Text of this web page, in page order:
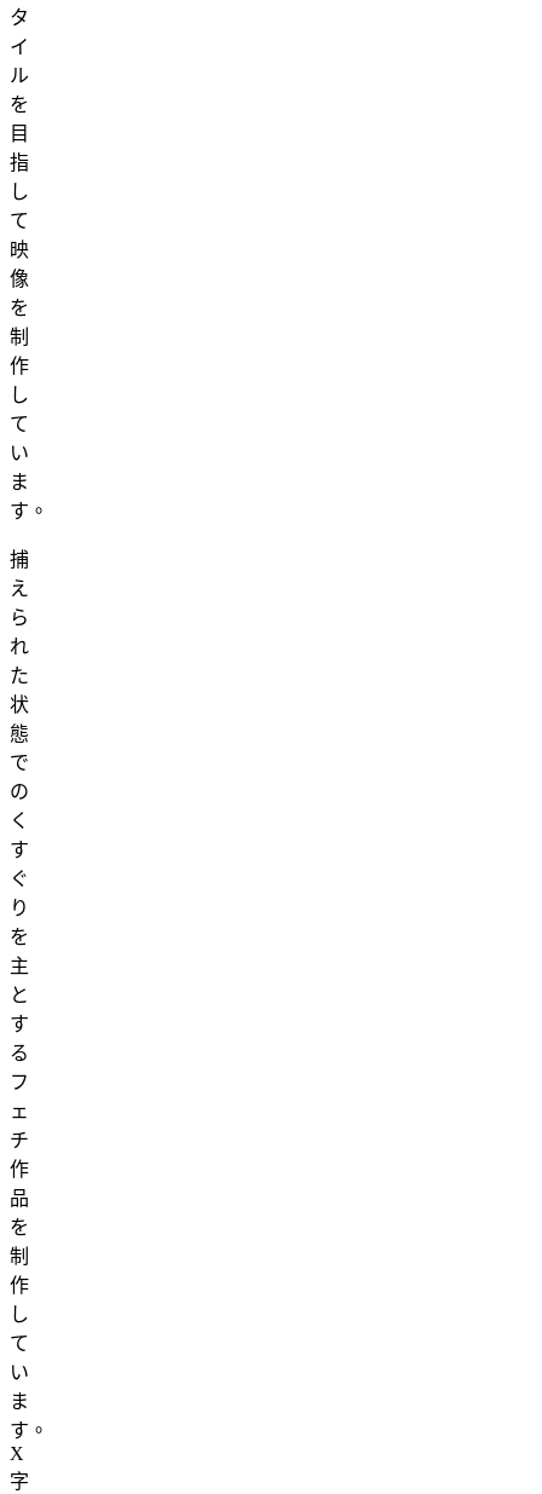
タ
イ
ル
を
目
指
し
て
映
像
を
制
作
し
て
い
ま
す。
捕
え
ら
れ
た
状
態
で
の
く
す
ぐ
り
を
主
と
す
る
フ
ェ
チ
作
品
を
制
作
し
て
い
ま
す。
X
字